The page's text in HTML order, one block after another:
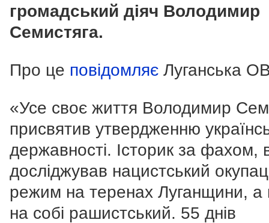
громадський діяч Володимир
Семистяга.
Про це повідомляє Луганська
«Усе своє життя Володимир
присвятив утвердженню
державності. Історик за фахом,
досліджував нацистський
режим на теренах Луганщини, а
на собі рашистський. 55 днів